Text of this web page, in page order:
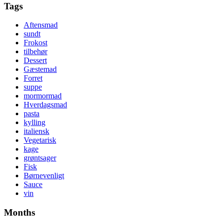
Tags
Aftensmad
sundt
Frokost
tilbehør
Dessert
Gæstemad
Forret
suppe
mormormad
Hverdagsmad
pasta
kylling
italiensk
Vegetarisk
kage
grøntsager
Fisk
Børnevenligt
Sauce
vin
Months